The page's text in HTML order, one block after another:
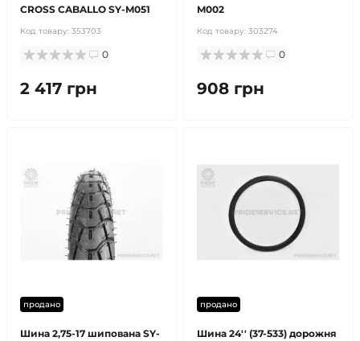
CROSS CABALLO SY-M051
Код товару: 353703
0
2 417 грн
M002
Код товару: 303274
0
908 грн
продано
Шина 2,75-17 шипована SY-
продано
Шина 24'' (37-533) дорожня